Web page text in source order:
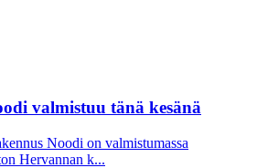
valmistuu tänä kesänä
Noodi on valmistumassa
Hervannan k...